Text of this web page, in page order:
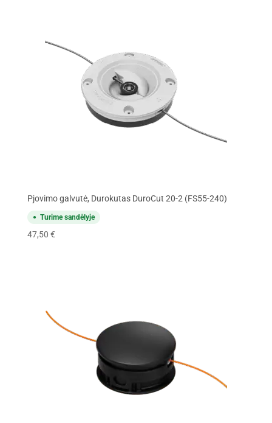
Pjovimo galvutė, Durokutas DuroCut 20-2 (FS55-240)
Turime sandėlyje
47,50 €